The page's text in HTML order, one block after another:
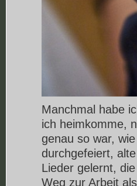
Manchmal habe
ich heimkomme,
genau so war,
durchgefeiert,
Lieder gelernt,
Weg zur Arbeit